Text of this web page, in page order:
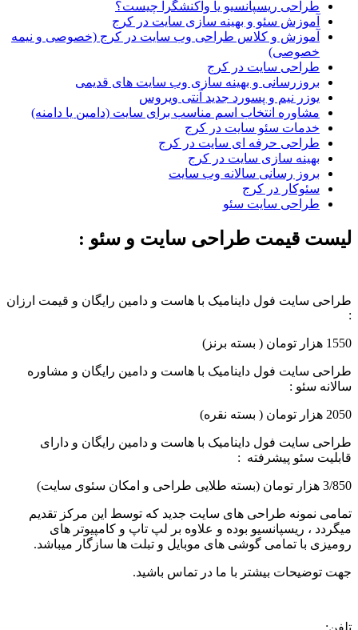
طراحی ریسپانسیو یا واکنشگرا چیست؟
آموزش سئو و بهینه سازی سایت در کرج
آموزش و کلاس طراحی وب سایت در کرج (خصوصی و نیمه
خصوصی)
طراحی سایت در کرج
بروزرسانی و بهینه سازی وب سایت های قدیمی
یوزر نیم و پسورد جدید آنتی ویروس
مشاوره انتخاب اسم مناسب برای سایت (دامین یا دامنه)
خدمات سئو سایت در کرج
طراحی حرفه ای سایت در کرج
بهینه سازی سایت در کرج
بروز رسانی سالانه وب سایت
سئوکار در کرج
طراحی سایت سئو
لیست قیمت طراحی سایت و سئو :
طراحی سایت فول داینامیک با هاست و دامین رایگان و قیمت ارزان
:
1550 هزار تومان ( بسته برنز)
طراحی سایت فول داینامیک با هاست و دامین رایگان و مشاوره
سالانه سئو :
2050 هزار تومان ( بسته نقره)
طراحی سایت فول داینامیک با هاست و دامین رایگان و دارای
قابلیت سئو پیشرفته :
3/850 هزار تومان (بسته طلایی طراحی و امکان سئوی سایت)
تمامی نمونه طراحی های سایت جدید که توسط این مرکز تقدیم
میگردد ، ریسپانسیو بوده و علاوه بر لپ تاپ و کامپیوتر های
رومیزی با تمامی گوشی های موبایل و تبلت ها سازگار میباشد.
جهت توضیحات بیشتر با ما در تماس باشید.